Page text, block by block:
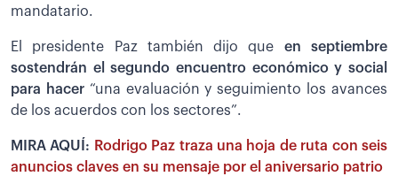
mandatario.
El presidente Paz también dijo que en septiembre
sostendrán el segundo encuentro económico y social
para hacer“una evaluación y seguimiento los avances
de los acuerdos con los sectores”.
MIRA AQUÍ: Rodrigo Paz traza una hoja de ruta con seis
anuncios claves en su mensaje por el aniversario patrio